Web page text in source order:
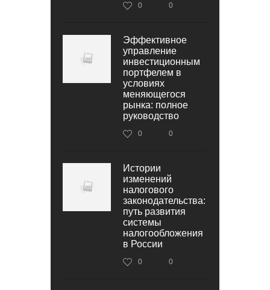
0 0
Эффективное
управление
инвестиционным
портфелем в
условиях
меняющегося
рынка: полное
руководство
0 0
Истории
изменений
налогового
законодательства:
путь развития
системы
налогообложения
в России
0 0